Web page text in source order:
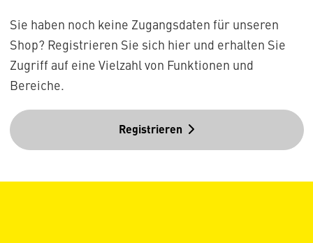
Sie haben noch keine Zugangsdaten für unseren
Shop? Registrieren Sie sich hier und erhalten Sie
Zugriff auf eine Vielzahl von Funktionen und
Bereiche.
Registrieren